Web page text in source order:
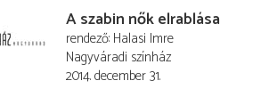
A szabin nők elrablása
rendező Halasi Imre
Nagyváradi színház
2014. december 31.